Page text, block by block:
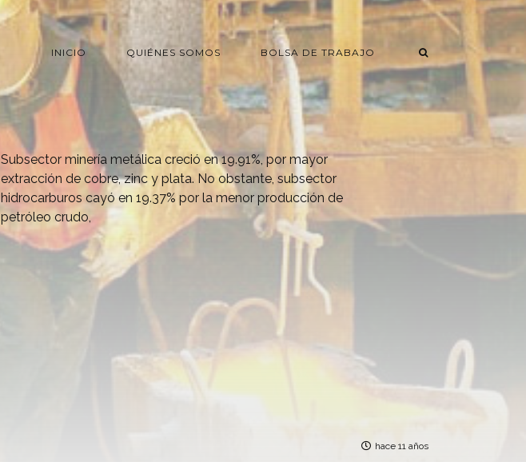
INICIO QUIÉNES SOMOS BOLSA DE TRABAJO
Subsector minería metálica creció en 19.91%, por mayor
extracción de cobre, zinc y plata. No obstante, subsector
hidrocarburos cayó en 19.37% por la menor producción de
petróleo crudo,
hace 11 años